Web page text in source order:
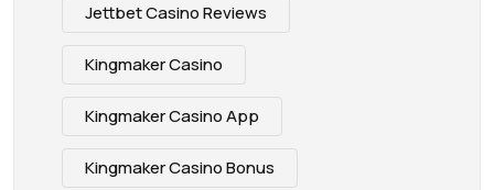
Jettbet Casino Reviews
Kingmaker Casino
Kingmaker Casino App
Kingmaker Casino Bonus